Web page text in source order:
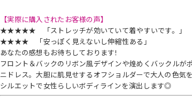
【実際に購入されたお客様の声】
★★★★★ 「ストレッチが効いていて着やすいです。」
★★★★ 「安っぽく見えないし伸縮性ある」
あなたの感想もお待ちしております!
フロント＆バックのリボン風デザインや煌めくバックルが
ニドレス。大胆に肌見せするオフショルダーで大人の色気
シルエットで女性らしいボディラインを演出します◎